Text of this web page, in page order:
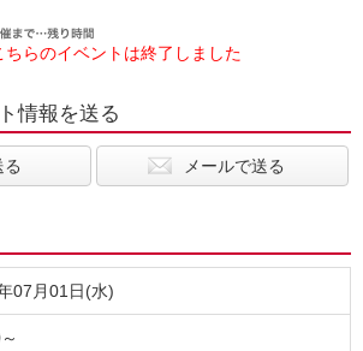
ちらのイベントは終了しました
情報を送る
る メールで送る
07月01日(水)